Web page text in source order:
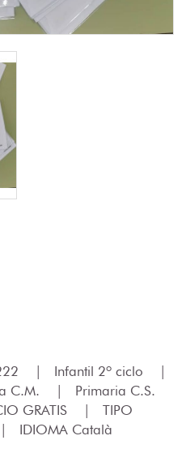
Infantil 2º ciclo
C.M.
Primaria C.S.
GRATIS
TIPO
IDIOMA Català